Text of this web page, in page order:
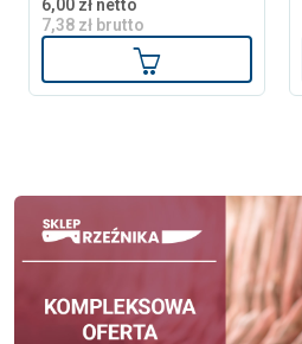
6,00 zł netto
7,38 zł brutto
Dodaj do koszyka